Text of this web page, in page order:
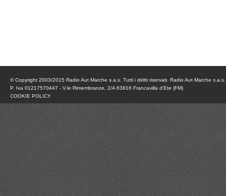
© Copyright 2003/2015 Radio Aut Marche s.a.s. Tutti i diritti riservati. Radio Aut Marche s.a.s.
P. Iva 01217570447 - V.le Rimembranze, 2/A 63816 Francavilla d'Ete (FM)
COOKIE POLICY